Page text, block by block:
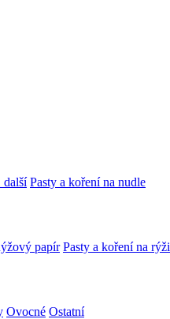
další Pasty a koření na nudle
papír Pasty a koření na rýži
Ovocné Ostatní